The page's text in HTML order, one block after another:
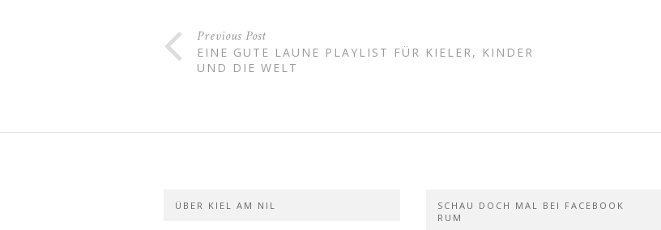
Previous Post
EINE GUTE LAUNE PLAYLIST FÜR KIELER, KINDER
UND DIE WELT
ÜBER KIEL AM NIL
SCHAU DOCH MAL BEI FACEBOOK
RUM